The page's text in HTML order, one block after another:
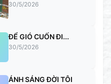
30/5/2026
ĐỂ GIÓ CUỐN ĐI...
30/5/2026
ÁNH SÁNG ĐỜI TÔI